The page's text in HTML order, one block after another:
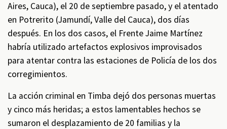
Aires, Cauca), el 20 de septiembre pasado, y el atentado
en Potrerito (Jamundí, Valle del Cauca), dos días
después. En los dos casos, el Frente Jaime Martínez
habría utilizado artefactos explosivos improvisados
para atentar contra las estaciones de Policía de los dos
corregimientos.
La acción criminal en Timba dejó dos personas muertas
y cinco más heridas; a estos lamentables hechos se
sumaron el desplazamiento de 20 familias y la